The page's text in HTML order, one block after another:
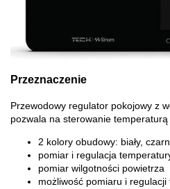
Przeznaczenie
Przewodowy regulator pokojowy z
pozwala na sterowanie
2 kolory obudowy: biały,
pomiar i regulacja
pomiar wilgotności powietrza
możliwość pomiaru i regulacji